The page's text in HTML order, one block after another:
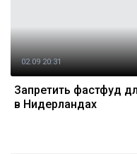
02.09 20:31
Запретить фастфуд
в Нидерландах